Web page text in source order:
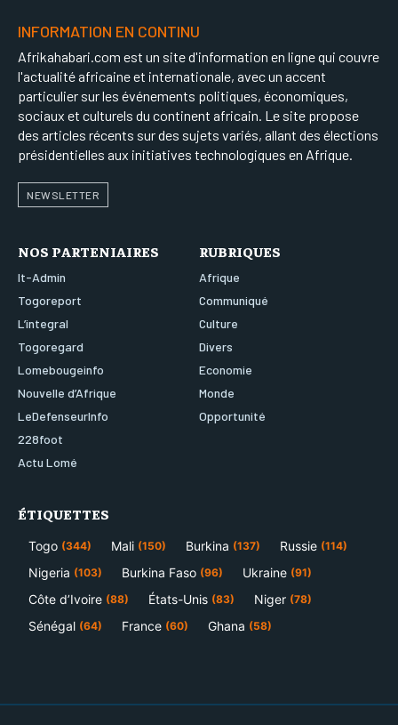
INFORMATION EN CONTINU
Afrikahabari.com est un site d'information en ligne qui couvre
l'actualité africaine et internationale, avec un accent
particulier sur les événements politiques, économiques,
sociaux et culturels du continent africain. Le site propose
des articles récents sur des sujets variés, allant des élections
présidentielles aux initiatives technologiques en Afrique.
NEWSLETTER
NOS PARTENIAIRES
It-Admin
Togoreport
L’integral
Togoregard
Lomebougeinfo
Nouvelle d’Afrique
LeDefenseurInfo
228foot
Actu Lomé
RUBRIQUES
Afrique
Communiqué
Culture
Divers
Economie
Monde
Opportunité
ÉTIQUETTES
Togo (344) Mali (150) Burkina (137) Russie (114)
Nigeria (103) Burkina Faso (96) Ukraine (91)
Côte d’Ivoire (88) États-Unis (83) Niger (78)
Sénégal (64) France (60) Ghana (58)